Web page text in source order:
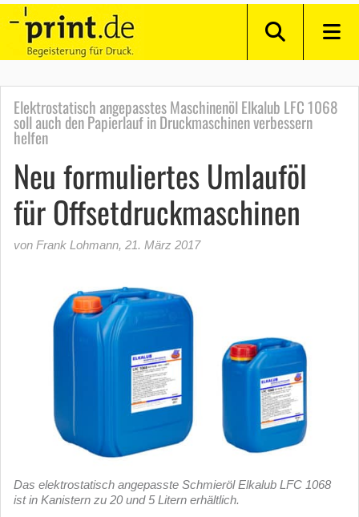
Elektrostatisch angepasstes Maschinenöl Elkalub LFC 1068
soll auch den Papierlauf in Druckmaschinen verbessern
helfen
Neu formuliertes Umlauföl
für Offsetdruckmaschinen
von Frank Lohmann, 21. März 2017
Das elektrostatisch angepasste Schmieröl Elkalub LFC 1068
ist in Kanistern zu 20 und 5 Litern erhältlich.